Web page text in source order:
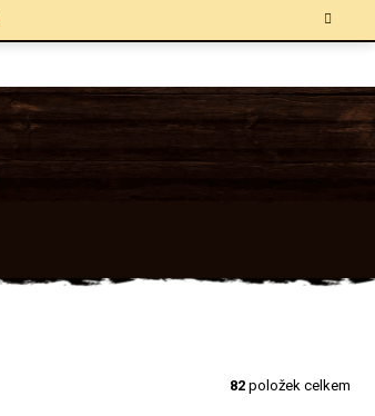
82 položek celkem